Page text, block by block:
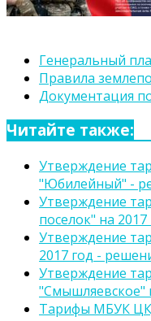
Генеральный
Правила
Документация
Читайте также:
Утверждение
"Юбилейный" -
Утверждение
поселок" на
Утверждение
2017 год -
Утверждение
"Смышляевское"
Тарифы МБУК